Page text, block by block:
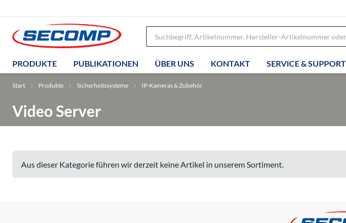
PRODUKTE PUBLIKATIONEN ÜBER UNS KONTAKT SERVICE & SUPPORT
Start Produkte Sicherheitssysteme IP-Kameras & Zubehör
Video Server
Aus dieser Kategorie führen wir derzeit keine Artikel in unserem Sortiment.